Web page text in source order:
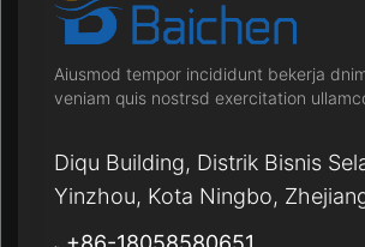
Aiusmod tempor incididunt bekerja
veniam quis nostrsd exercitation
Diqu Building, Distrik Bisnis
Yinzhou, Kota Ningbo,